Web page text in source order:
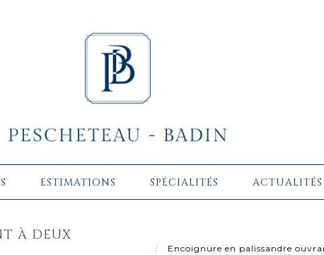
ESTIMATIONS SPÉCIALITÉS ACTUALITÉS
À DEUX
Encoignure en palissandre